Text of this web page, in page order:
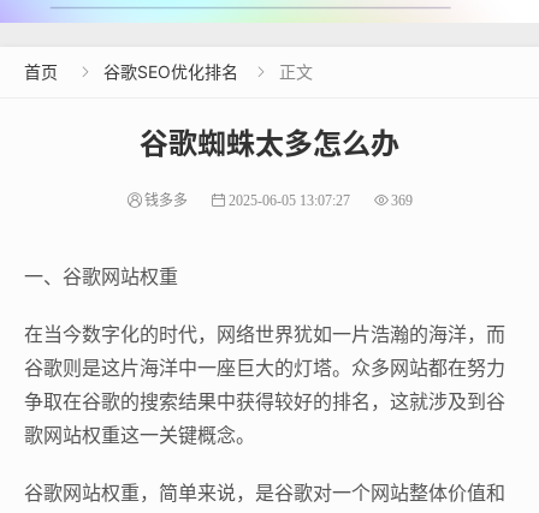
首页  谷歌SEO优化排名  正文
谷歌蜘蛛太多怎么办
钱多多 2025-06-05 13:07:27 369
一、谷歌网站权重
在当今数字化的时代，网络世界犹如一片浩瀚的海洋，而
谷歌则是这片海洋中一座巨大的灯塔。众多网站都在努力
争取在谷歌的搜索结果中获得较好的排名，这就涉及到谷
歌网站权重这一关键概念。
谷歌网站权重，简单来说，是谷歌对一个网站整体价值和